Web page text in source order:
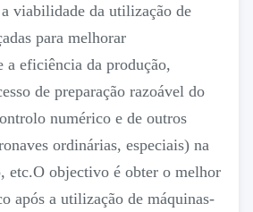
viabilidade da utilização de
para melhorar
eficiência da produção,
de preparação razoável do
numérico e de outros
ordinárias, especiais) na
etc.O objectivo é obter o melhor
após a utilização de máquinas-